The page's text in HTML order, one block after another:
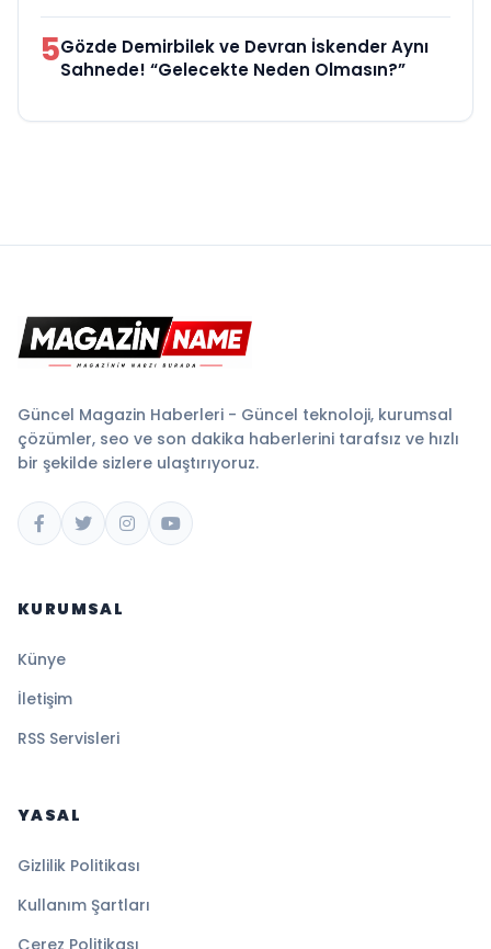
5Gözde Demirbilek ve Devran İskender Aynı
Sahnede! “Gelecekte Neden Olmasın?”
Güncel Magazin Haberleri - Güncel teknoloji, kurumsal
çözümler, seo ve son dakika haberlerini tarafsız ve hızlı
bir şekilde sizlere ulaştırıyoruz.
KURUMSAL
Künye
İletişim
RSS Servisleri
YASAL
Gizlilik Politikası
Kullanım Şartları
Çerez Politikası